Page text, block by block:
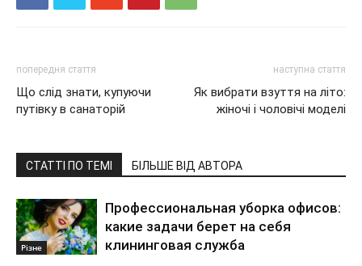
попередня стаття
Що слід знати, купуючи
путівку в санаторій
наступна стаття
Як вибрати взуття на літо:
жіночі і чоловічі моделі
СТАТТІ ПО ТЕМІ БІЛЬШЕ ВІД АВТОРА
Різне
Профессиональная уборка офисов:
какие задачи берет на себя
клининговая служба